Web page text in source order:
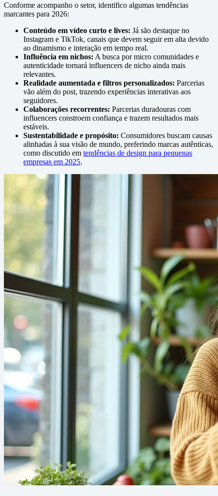
Conforme acompanho o setor, identifico algumas tendências
marcantes para 2026:
Conteúdo em vídeo curto e lives: Já são destaque no
Instagram e TikTok, canais que devem seguir em alta devido
ao dinamismo e interação em tempo real.
Influência em nichos: A busca por micro comunidades e
autenticidade tornará influencers de nicho ainda mais
relevantes.
Realidade aumentada e filtros personalizados: Parcerias
vão além do post, trazendo experiências interativas aos
seguidores.
Colaborações recorrentes: Parcerias duradouras com
influencers constroem confiança e trazem resultados mais
estáveis.
Sustentabilidade e propósito: Consumidores buscam causas
alinhadas à sua visão de mundo, preferindo marcas autênticas,
como discutido em tendências de design para pequenas
empresas em 2025.